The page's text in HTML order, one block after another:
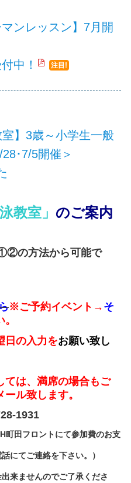
マンレッスン】7月開
中！
注目!
室】3歳～小学生一般
･7/5開催＞
教室」 のご案内
の方法から可能で
※ご予約イベント→ そ
日の入力をお願い致し
は、満席の場合もご
ール致します。
1931
町田フロントにて参加費のお支
にてご連絡を下さい。）
来ませんのでご了承くださ